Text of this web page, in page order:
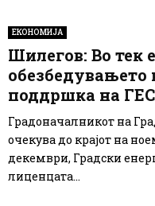
ЕКОНОМИЈА
Шилегов: Во тек
обезбедувањето
поддршка на ГЕС
Градоначалникот на
очекува до крајот на
декември, Градски
лиценцата...